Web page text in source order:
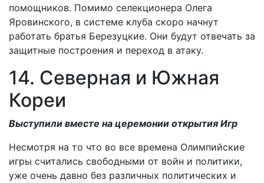
помощников. Помимо селекционера Олега
Яровинского, в системе клуба скоро начнут
работать братья Березуцкие. Они будут отвечать за
защитные построения и переход в атаку.
14. Северная и Южная
Кореи
Выступили вместе на церемонии открытия Игр
Несмотря на то что во все времена Олимпийские
игры считались свободными от войн и политики,
уже очень давно без различных политических и